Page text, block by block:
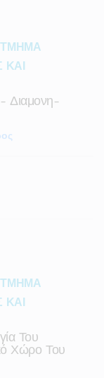
ΤΜΗΜΑ
ΚΑΙ
Διαμονη-
ΤΜΗΜΑ
ΚΑΙ
Του
Χώρο Του